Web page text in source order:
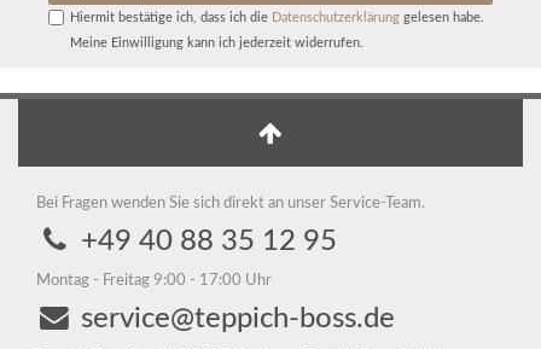
Hiermit bestätige ich, dass ich die Daten­schutz­erklärunggelesen habe.
Meine Einwilligung kann ich jederzeit widerrufen.
Bei Fragen wenden Sie sich direkt an unser Service-Team.
+49 40 88 35 12 95
Montag - Freitag 9:00 - 17:00 Uhr
service@teppich-boss.de